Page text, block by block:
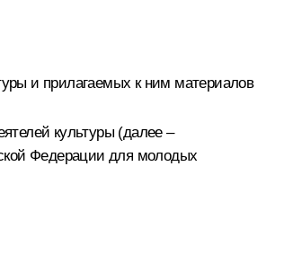
и прилагаемых к ним материалов
культуры (далее –
Федерации для молодых